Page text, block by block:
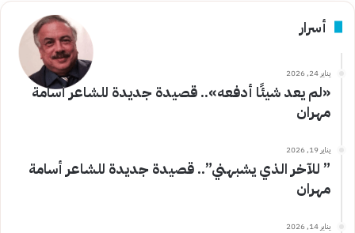
أسرار
يناير 24, 2026
«لم يعد شيئًا أدفعه».. قصيدة جديدة للشاعر أسامة
مهران
يناير 19, 2026
” للآخر الذي يشبهني”.. قصيدة جديدة للشاعر أسامة
مهران
يناير 14, 2026